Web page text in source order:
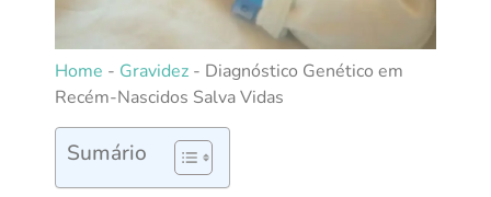
Home - Gravidez - Diagnóstico Genético em
Recém-Nascidos Salva Vidas
Sumário